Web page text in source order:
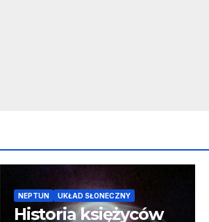
NEPTUN UKŁAD SŁONECZNY
Historia księżyców